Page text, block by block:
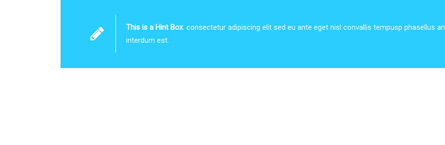
This is a Hint Box. consectetur adipiscing elit sed eu ante eget nisl convallis tempusp phasellus
interdum est.